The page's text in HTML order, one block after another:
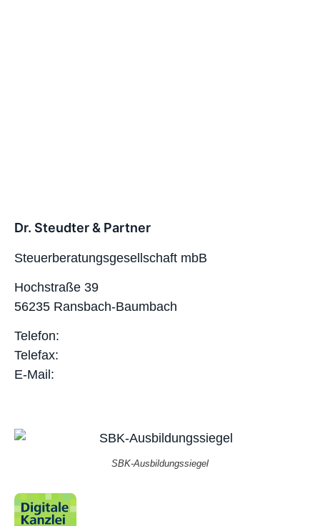
Dr. Steudter & Partner
Steuerberatungsgesellschaft mbB
Hochstraße 39
56235 Ransbach-Baumbach
Telefon:
Telefax:
E-Mail:
SBK-Ausbildungssiegel